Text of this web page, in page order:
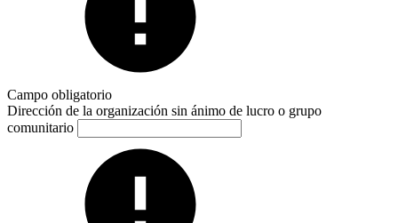
Campo obligatorio
Dirección de la organización sin ánimo de lucro o grupo
comunitario